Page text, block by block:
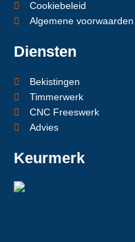
Cookiebeleid
Algemene voorwaarden
Diensten
Bekistingen
Timmerwerk
CNC Freeswerk
Advies
Keurmerk